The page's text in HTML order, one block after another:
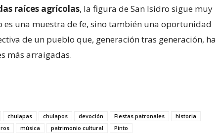
raíces agrícolas, la figura de San Isidro sigue muy
es una muestra de fe, sino también una oportunidad
de un pueblo que, generación tras generación, ha
más arraigadas.
chulapas chulapos devoción Fiestas patronales
historia
música patrimonio cultural
Pinto